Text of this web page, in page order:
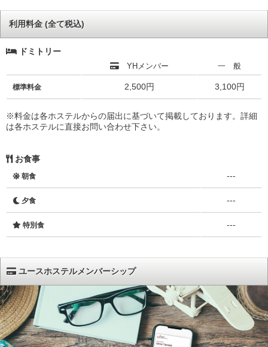
利用料金 (全て税込)
ドミトリー
YHメンバー 一 般
標準料金 2,500円 3,100円
※料金は各ホステルからの届出に基づいて掲載しております。詳細
は各ホステルに直接お問い合わせ下さい。
お食事
朝食 ---
夕食 ---
特別食 ---
ユースホステルメンバーシップ